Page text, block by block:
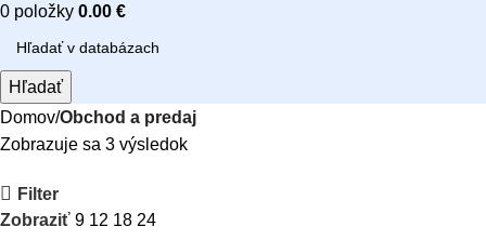
0 položky 0.00 €
Hľadať
Domov Obchod a predaj
Zobrazuje sa 3 výsledok
Filter
Zobraziť 9 12 18 24